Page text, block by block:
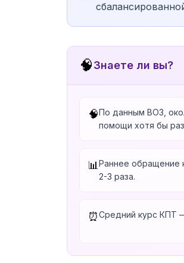
🧠Знаете ли вы?
🧠По данным ВОЗ,
помощи хотя бы
📊 Раннее обращение
2-3 раза.
⏰Средний курс КПТ